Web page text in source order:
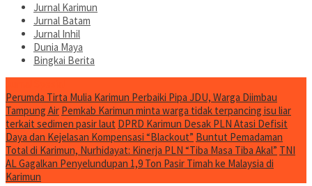
Jurnal Karimun
Jurnal Batam
Jurnal Inhil
Dunia Maya
Bingkai Berita
Perumda Tirta Mulia Karimun Perbaiki Pipa JDU, Warga Diimbau
Tampung Air Pemkab Karimun minta warga tidak terpancing isu liar
terkait sedimen pasir laut DPRD Karimun Desak PLN Atasi Defisit
Daya dan Kejelasan Kompensasi “Blackout” Buntut Pemadaman
Total di Karimun, Nurhidayat: Kinerja PLN “Tiba Masa Tiba Akal” TNI
AL Gagalkan Penyelundupan 1,9 Ton Pasir Timah ke Malaysia di
Karimun